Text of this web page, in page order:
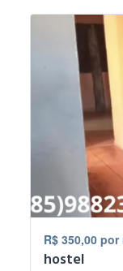
R$ 350,00 por
hostel